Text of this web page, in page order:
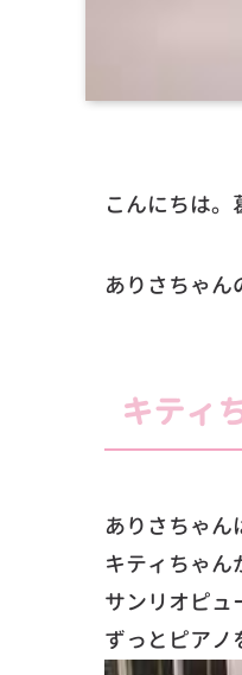
こんにちは。
ありさちゃん
キティ
ありさちゃん
キティちゃん
サンリオピュ
ずっとピアノ